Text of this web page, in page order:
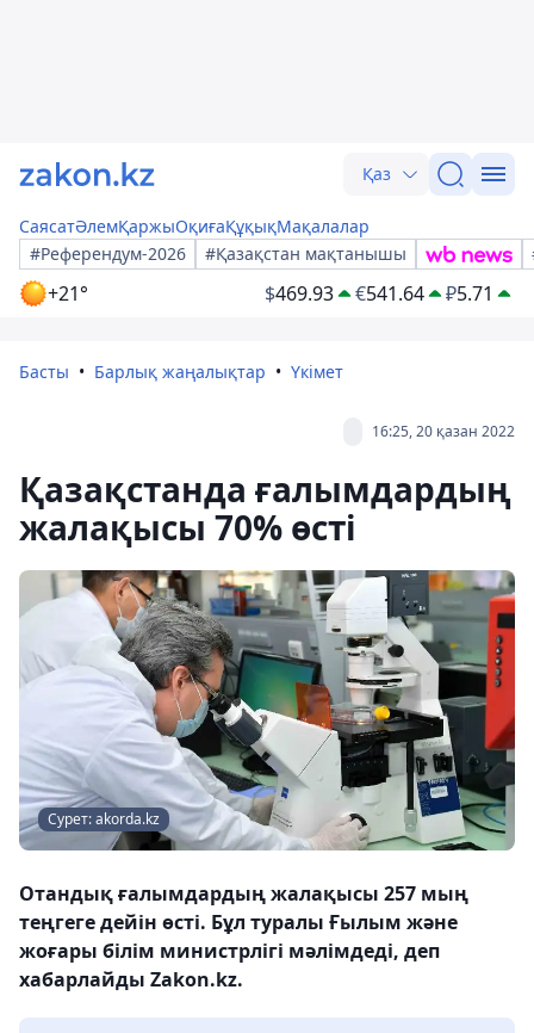
Қаз
СаясатӘлемҚаржыОқиғаҚұқықМақалалар
#Референдум-2026
#Қазақстан мақтанышы
+21° $469.93 €541.64 ₽5.71
Басты Барлық жаңалықтар Үкімет
16:25, 20 қазан 2022
Қазақстанда ғалымдардың
жалақысы 70% өсті
Сурет: akorda.kz
Отандық ғалымдардың жалақысы 257 мың
теңгеге дейін өсті. Бұл туралы Ғылым және
жоғары білім министрлігі мәлімдеді, деп
хабарлайды Zakon.kz.